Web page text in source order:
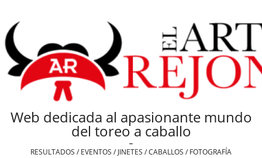
content
Web dedicada al apasionante mundo
del toreo a caballo
-
RESULTADOS / EVENTOS / JINETES / CABALLOS / FOTOGRAFÍA